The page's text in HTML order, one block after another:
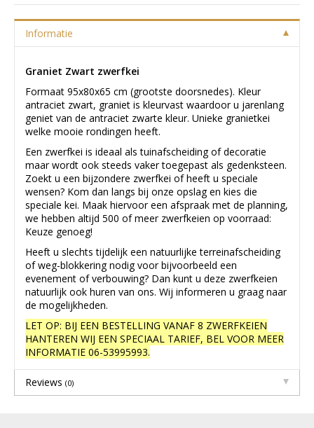
Informatie
Graniet Zwart zwerfkei
Formaat 95x80x65 cm (grootste doorsnedes). Kleur
antraciet zwart, graniet is kleurvast waardoor u jarenlang
geniet van de antraciet zwarte kleur. Unieke granietkei
welke mooie rondingen heeft.
Een zwerfkei is ideaal als tuinafscheiding of decoratie
maar wordt ook steeds vaker toegepast als gedenksteen.
Zoekt u een bijzondere zwerfkei of heeft u speciale
wensen? Kom dan langs bij onze opslag en kies die
speciale kei. Maak hiervoor een afspraak met de planning,
we hebben altijd 500 of meer zwerfkeien op voorraad:
Keuze genoeg!
Heeft u slechts tijdelijk een natuurlijke terreinafscheiding
of weg-blokkering nodig voor bijvoorbeeld een
evenement of verbouwing? Dan kunt u deze zwerfkeien
natuurlijk ook huren van ons. Wij informeren u graag naar
de mogelijkheden.
LET OP: BIJ EEN BESTELLING VANAF 8 ZWERFKEIEN
HANTEREN WIJ EEN SPECIAAL TARIEF, BEL VOOR MEER
INFORMATIE 06-53995993.
Reviews (0)